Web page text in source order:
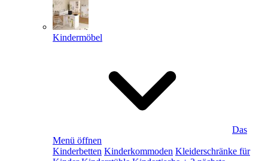
Kindermöbel
Das
Menü öffnen
Kinderbetten Kinderkommoden Kleiderschränke für